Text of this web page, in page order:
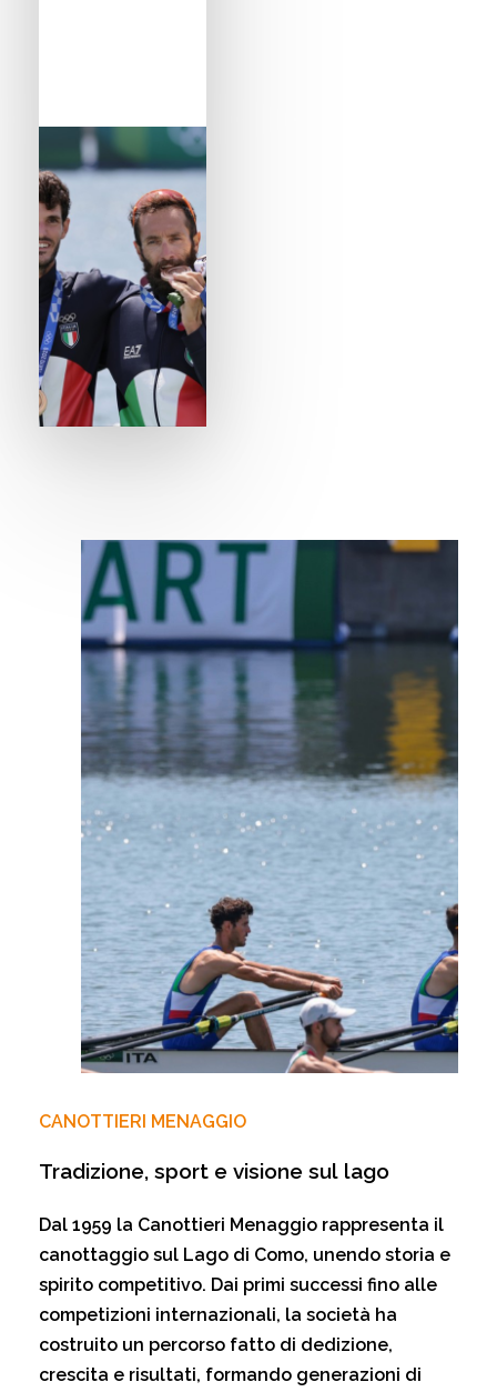
CANOTTIERI MENAGGIO
Tradizione, sport e visione sul lago
Dal 1959 la Canottieri Menaggio rappresenta il
canottaggio sul Lago di Como, unendo storia e
spirito competitivo. Dai primi successi fino alle
competizioni internazionali, la società ha
costruito un percorso fatto di dedizione,
crescita e risultati, formando generazioni di